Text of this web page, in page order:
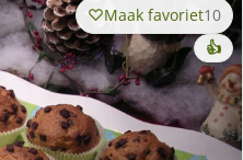
Maak favoriet10
👍